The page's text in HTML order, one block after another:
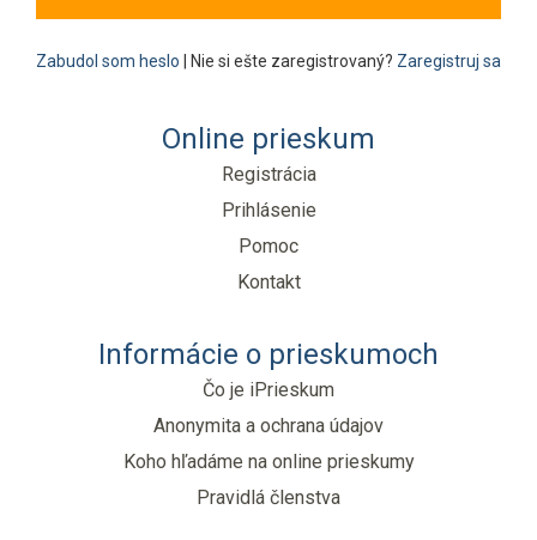
Zabudol som heslo | Nie si ešte zaregistrovaný? Zaregistruj sa
Online prieskum
Registrácia
Prihlásenie
Pomoc
Kontakt
Informácie o prieskumoch
Čo je iPrieskum
Anonymita a ochrana údajov
Koho hľadáme na online prieskumy
Pravidlá členstva